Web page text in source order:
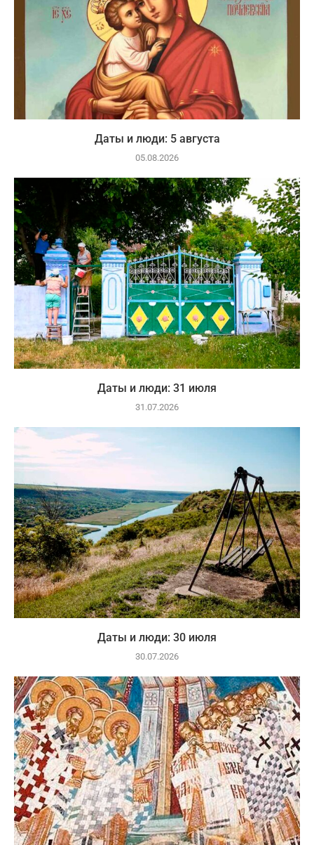
Даты и люди: 5 августа
05.08.2026
Даты и люди: 31 июля
31.07.2026
Даты и люди: 30 июля
30.07.2026